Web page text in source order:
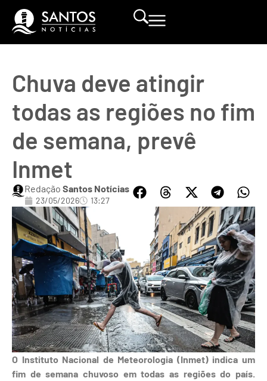
Chuva deve atingir
todas as regiões no fim
de semana, prevê
Inmet
Redação Santos Notícias
23/05/2026 13:27
O Instituto Nacional de Meteorologia (Inmet) indica um
fim de semana chuvoso em todas as regiões do país.